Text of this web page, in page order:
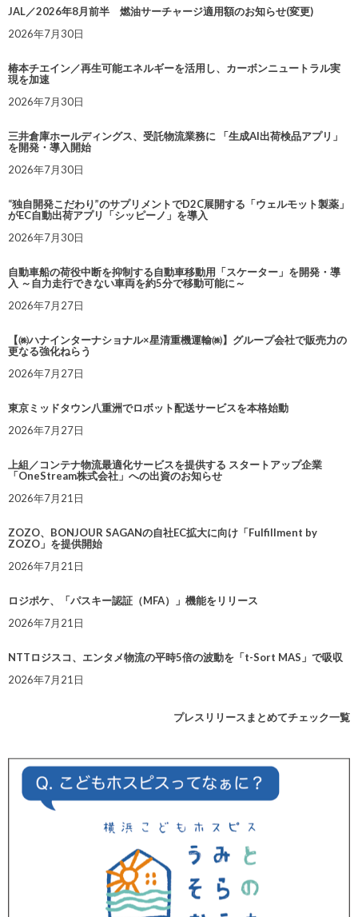
JAL／2026年8月前半 燃油サーチャージ適用額のお知らせ(変更)
2026年7月30日
椿本チエイン／再生可能エネルギーを活用し、カーボンニュートラル実
現を加速
2026年7月30日
三井倉庫ホールディングス、受託物流業務に 「生成AI出荷検品アプリ」
を開発・導入開始
2026年7月30日
“独自開発こだわり”のサプリメントでD2C展開する「ウェルモット製薬」
がEC自動出荷アプリ「シッピーノ」を導入
2026年7月30日
自動車船の荷役中断を抑制する自動車移動用「スケーター」を開発・導
入 ～自力走行できない車両を約5分で移動可能に～
2026年7月27日
【㈱ハナインターナショナル×星清重機運輸㈱】グループ会社で販売力の
更なる強化ねらう
2026年7月27日
東京ミッドタウン八重洲でロボット配送サービスを本格始動
2026年7月27日
上組／コンテナ物流最適化サービスを提供する スタートアップ企業
「OneStream株式会社」への出資のお知らせ
2026年7月21日
ZOZO、BONJOUR SAGANの自社EC拡大に向け「Fulfillment by
ZOZO」を提供開始
2026年7月21日
ロジポケ、「パスキー認証（MFA）」機能をリリース
2026年7月21日
NTTロジスコ、エンタメ物流の平時5倍の波動を「t-Sort MAS」で吸収
2026年7月21日
プレスリリースまとめてチェック一覧